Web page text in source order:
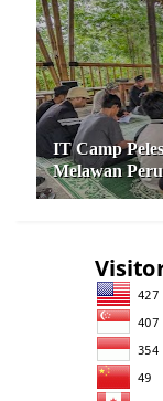
IT Camp
Melawan